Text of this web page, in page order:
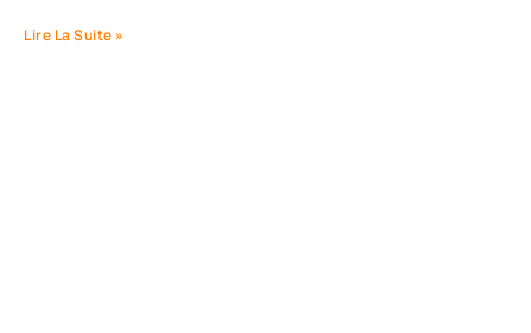
Lire La Suite »